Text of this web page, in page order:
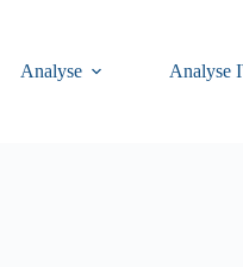
Analyse Analyse